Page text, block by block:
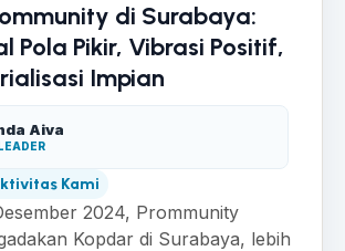
di Surabaya:
Pola Pikir, Vibrasi Positif,
Impian
Aiva
Kami
2024, Prommunity
Kopdar di Surabaya, lebih